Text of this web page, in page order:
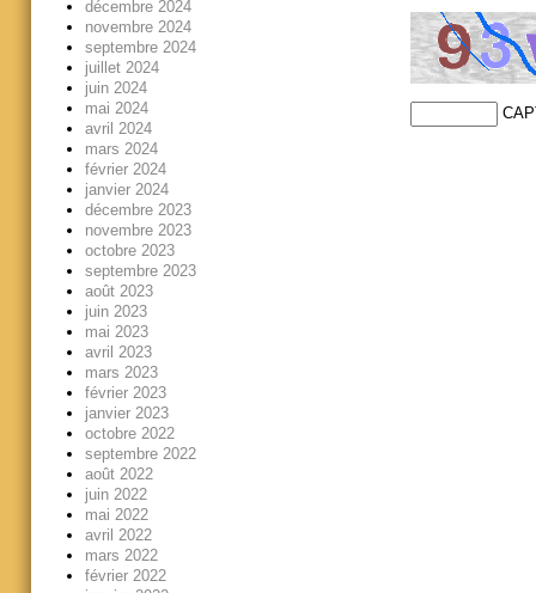
décembre 2024
novembre 2024
septembre 2024
juillet 2024
juin 2024
mai 2024
avril 2024
mars 2024
février 2024
janvier 2024
décembre 2023
novembre 2023
octobre 2023
septembre 2023
août 2023
juin 2023
mai 2023
avril 2023
mars 2023
février 2023
janvier 2023
octobre 2022
septembre 2022
août 2022
juin 2022
mai 2022
avril 2022
mars 2022
février 2022